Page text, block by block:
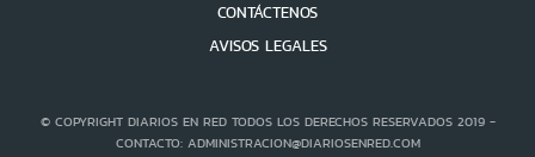
CONTÁCTENOS
AVISOS LEGALES
© COPYRIGHT DIARIOS EN RED TODOS LOS DERECHOS RESERVADOS 2019 -
CONTACTO: ADMINISTRACION@DIARIOSENRED.COM